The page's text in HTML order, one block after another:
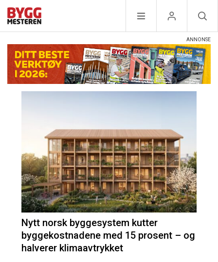
Nytt norsk byggesystem kutter
byggekostnadene med 15 prosent – og
halverer klimaavtrykket